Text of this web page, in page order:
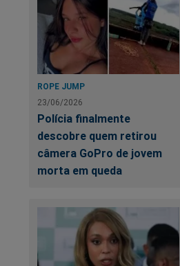
ROPE JUMP
23/06/2026
Polícia finalmente
descobre quem retirou
câmera GoPro de jovem
morta em queda